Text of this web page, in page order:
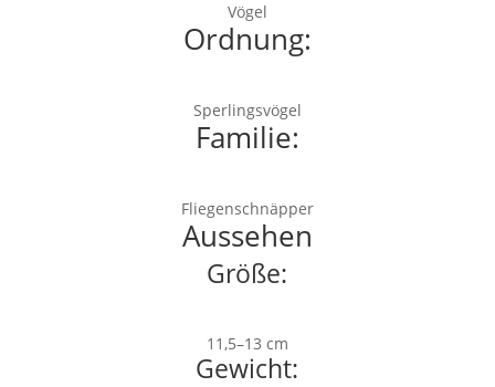
Vögel
Ordnung:
Sperlingsvögel
Familie:
Fliegenschnäpper
Aussehen
Größe:
11,5–13 cm
Gewicht: